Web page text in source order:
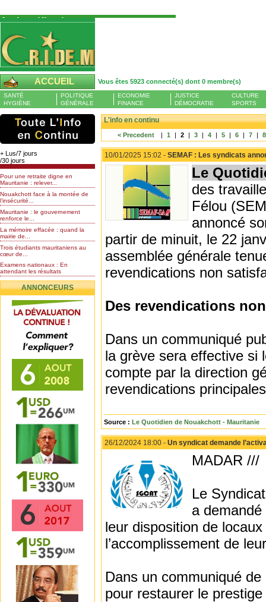
Authentification
Pour S'authentifier veuillez fournir votre
Pseudo et Mot de passer et cliquez sur : Se
connecter
Pseudo
Mot de passe
ACCUEIL Vous êtes 5923 connecté(s) dont 0 membre(s)
Liste des membres en ligne (0)
SANTÉ
HYGIÈNE
POLITIQUE
GÉNÉRALE
ECONOMIE
FINANCE
JUSTICE
DÉMOCRATIE
CULTURE
SPORTS
+ Lus/7 jours
/30 jours
Pour une retraite digne en
Mauritanie : relever...
Nouakchott face à la montée de
l’insécurité...
Mauritanie : le gouvernement
renforce le...
La mémoire effacée : quand la
mairie de...
Trois étudiants mauritaniens au
cœur de...
Examens nationaux : En
attendant les résultats
Nomination de l’Honorable Diye
Ba au poste de...
Mauritanie : les résultats du
baccalauréat 2026...
Mauritanie : Les 10 premiers au
BEPC 2026
Un syndicat de l’enseignement
rejette la...
ANNONCEURS
L'info en continu
< Precedent | 1 | 2 | 3 | 4 | 5 | 6 | 7 | 8
10/01/2025 15:02 - SEMAF : Les syndicats
Le
des
Félou
annoncé
partir de minuit, le 22
assemblée générale
revendications non
Des revendications
Dans un communiqué
la grève sera effective si
compte par la direction
revendications
Source : Le Quotidien de Nouakchott - Mauritanie
26/12/2024 18:00 - Un syndicat demande
MADAR ///
Le
a
leur disposition de
l’accomplissement de
Dans un communiqué
pour restaurer le